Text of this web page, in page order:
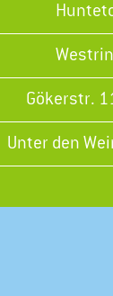
Gökerstr.
Unter den